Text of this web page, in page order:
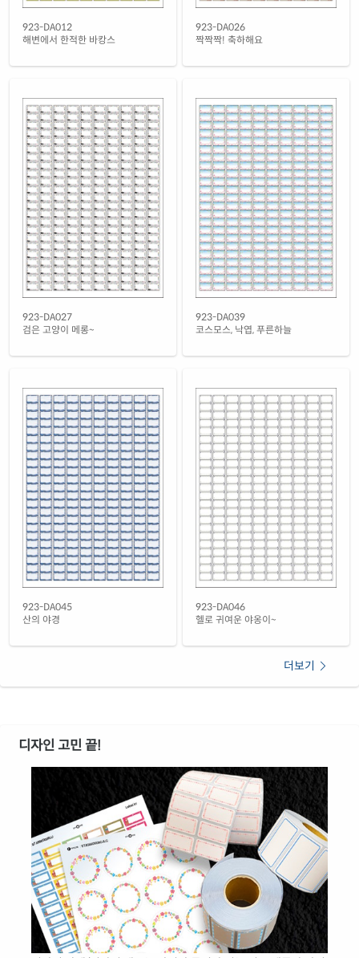
923-DA012
해변에서 한적한 바캉스
923-DA026
짝짝짝! 축하해요
923-DA027
검은 고양이 메롱~
923-DA039
코스모스, 낙엽, 푸른하늘
923-DA045
산의 야경
923-DA046
헬로 귀여운 야옹이~
더보기
디자인 고민 끝!